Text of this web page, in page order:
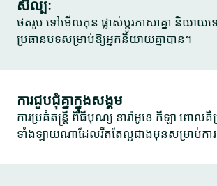
សិល្បៈ
ថតរូប ទៅមើលកុន ផ្លាស់ប្តូរភាសាគ្នា និយាយ
ប្រធានបទសម្រាប់ឱ្យអ្នកនិយាយគ្នាបាន។
ការជួបជុំគ្នាក្នុងសង្គម
ការប្រគំតន្ត្រី ពិធីបុណ្យ ខារ៉ាអូខេ កីឡា ពោលគឺ
ទាំងឡាយណាដែលរឹតតែល្អជាងមុនសម្រាប់កា